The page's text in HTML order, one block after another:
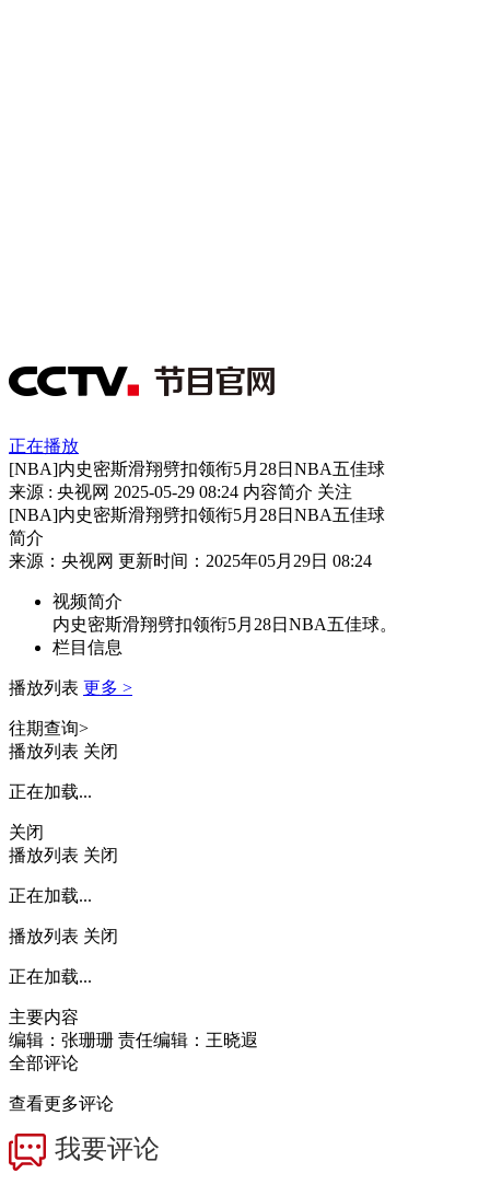
正在播放
[NBA]内史密斯滑翔劈扣领衔5月28日NBA五佳球
来源 : 央视网 2025-05-29 08:24 内容简介 关注
[NBA]内史密斯滑翔劈扣领衔5月28日NBA五佳球
简介
来源：央视网 更新时间：2025年05月29日 08:24
视频简介
内史密斯滑翔劈扣领衔5月28日NBA五佳球。
栏目信息
播放列表 更多 >
往期查询>
播放列表 关闭
正在加载...
关闭
播放列表 关闭
正在加载...
播放列表 关闭
正在加载...
主要内容
编辑：张珊珊 责任编辑：王晓遐
全部评论
查看更多评论